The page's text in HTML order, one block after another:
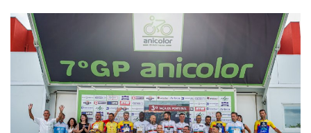
Sobre Nós
Educação
Estatuto Editorial
Saúde